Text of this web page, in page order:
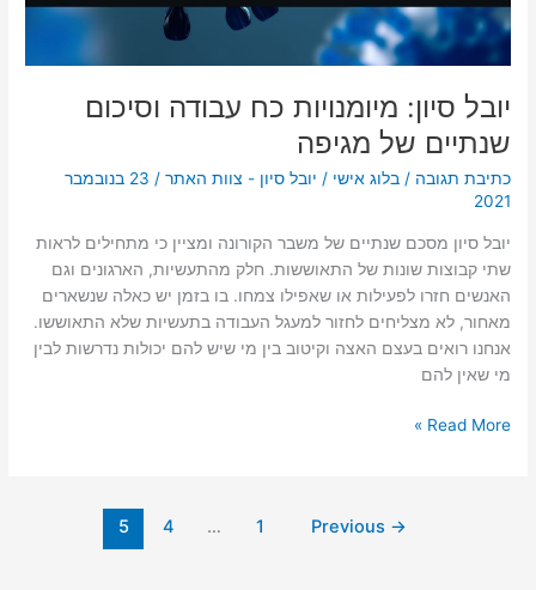
יובל סיון: מיומנויות כח עבודה וסיכום
שנתיים של מגיפה
כתיבת תגובה /בלוג אישי / יובל סיון - צוות האתר/
23 בנובמבר
2021
יובל סיון מסכם שנתיים של משבר הקורונה ומציין כי מתחילים לראות
שתי קבוצות שונות של התאוששות. חלק מהתעשיות, הארגונים וגם
האנשים חזרו לפעילות או שאפילו צמחו. בו בזמן יש כאלה שנשארים
מאחור, לא מצליחים לחזור למעגל העבודה בתעשיות שלא התאוששו.
אנחנו רואים בעצם האצה וקיטוב בין מי שיש להם יכולות נדרשות לבין
מי שאין להם
מגיפה
Read More »
→
1
…
4
5